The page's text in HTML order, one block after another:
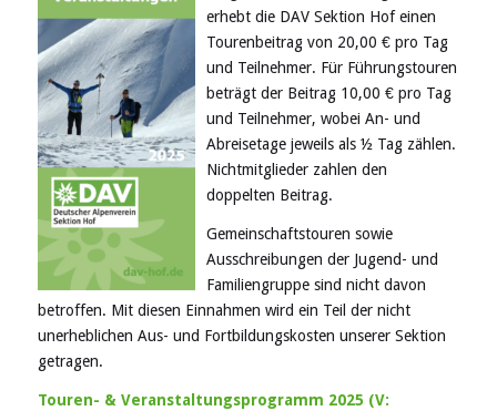
erhebt die DAV Sektion Hof einen
Tourenbeitrag von 20,00 € pro Tag
und Teilnehmer. Für Führungstouren
beträgt der Beitrag 10,00 € pro Tag
und Teilnehmer, wobei An- und
Abreisetage jeweils als ½ Tag zählen.
Nichtmitglieder zahlen den
doppelten Beitrag.
Gemeinschaftstouren sowie
Ausschreibungen der Jugend- und
Familiengruppe sind nicht davon
betroffen. Mit diesen Einnahmen wird ein Teil der nicht
unerheblichen Aus- und Fortbildungskosten unserer Sektion
getragen.
Touren- & Veranstaltungsprogramm 2025 (V: